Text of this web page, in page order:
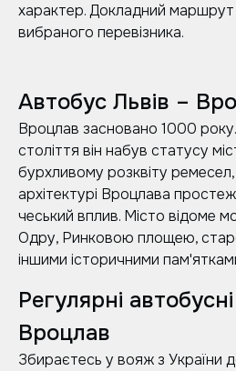
характер. Докладний
вибраного перевізника.
Автобус Львів –
Вроцлав засновано 1000
століття він набув статусу
бурхливому розквіту ремесел,
архітектурі Вроцлава
чеський вплив. Місто відоме
Одру, Ринковою площею,
іншими історичними
Регулярні
Вроцлав
Збираєтесь у вояж з України